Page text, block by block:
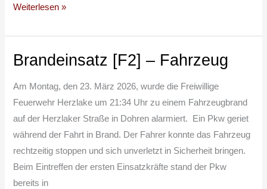
Weiterlesen »
Brandeinsatz [F2] – Fahrzeug
Am Montag, den 23. März 2026, wurde die Freiwillige
Feuerwehr Herzlake um 21:34 Uhr zu einem Fahrzeugbrand
auf der Herzlaker Straße in Dohren alarmiert. Ein Pkw geriet
während der Fahrt in Brand. Der Fahrer konnte das Fahrzeug
rechtzeitig stoppen und sich unverletzt in Sicherheit bringen.
Beim Eintreffen der ersten Einsatzkräfte stand der Pkw
bereits in
Brandeinsatz
–
Fahrzeug